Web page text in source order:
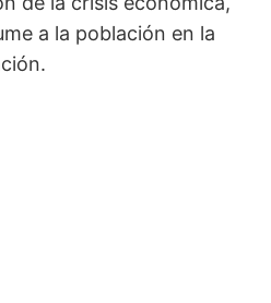
a la población en la